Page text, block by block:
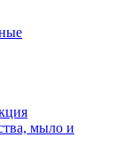
мыло и